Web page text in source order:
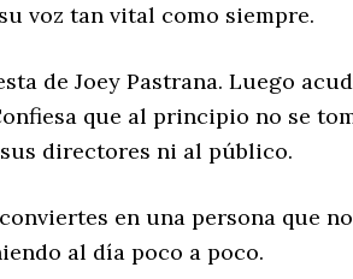
voz tan vital como siempre.
de Joey Pastrana. Luego
que al principio no se
directores ni al público.
en una persona que
al día poco a poco.